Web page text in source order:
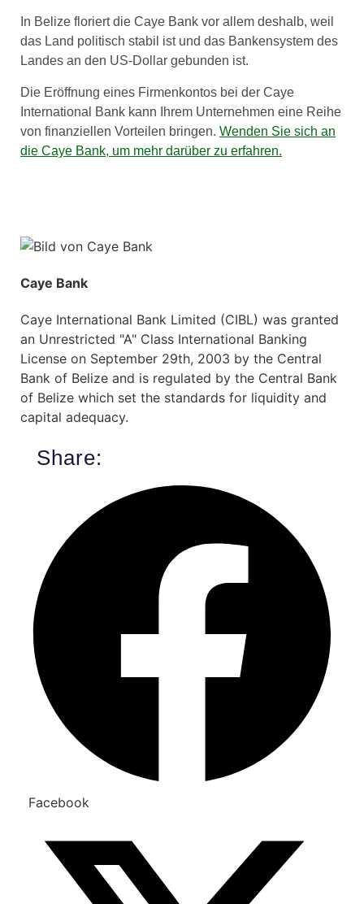
In Belize floriert die Caye Bank vor allem deshalb, weil
das Land politisch stabil ist und das Bankensystem des
Landes an den US-Dollar gebunden ist.
Die Eröffnung eines Firmenkontos bei der Caye
International Bank kann Ihrem Unternehmen eine Reihe
von finanziellen Vorteilen bringen. Wenden Sie sich an
die Caye Bank, um mehr darüber zu erfahren.
Caye Bank
Caye International Bank Limited (CIBL) was granted
an Unrestricted "A" Class International Banking
License on September 29th, 2003 by the Central
Bank of Belize and is regulated by the Central Bank
of Belize which set the standards for liquidity and
capital adequacy.
Share:
Facebook